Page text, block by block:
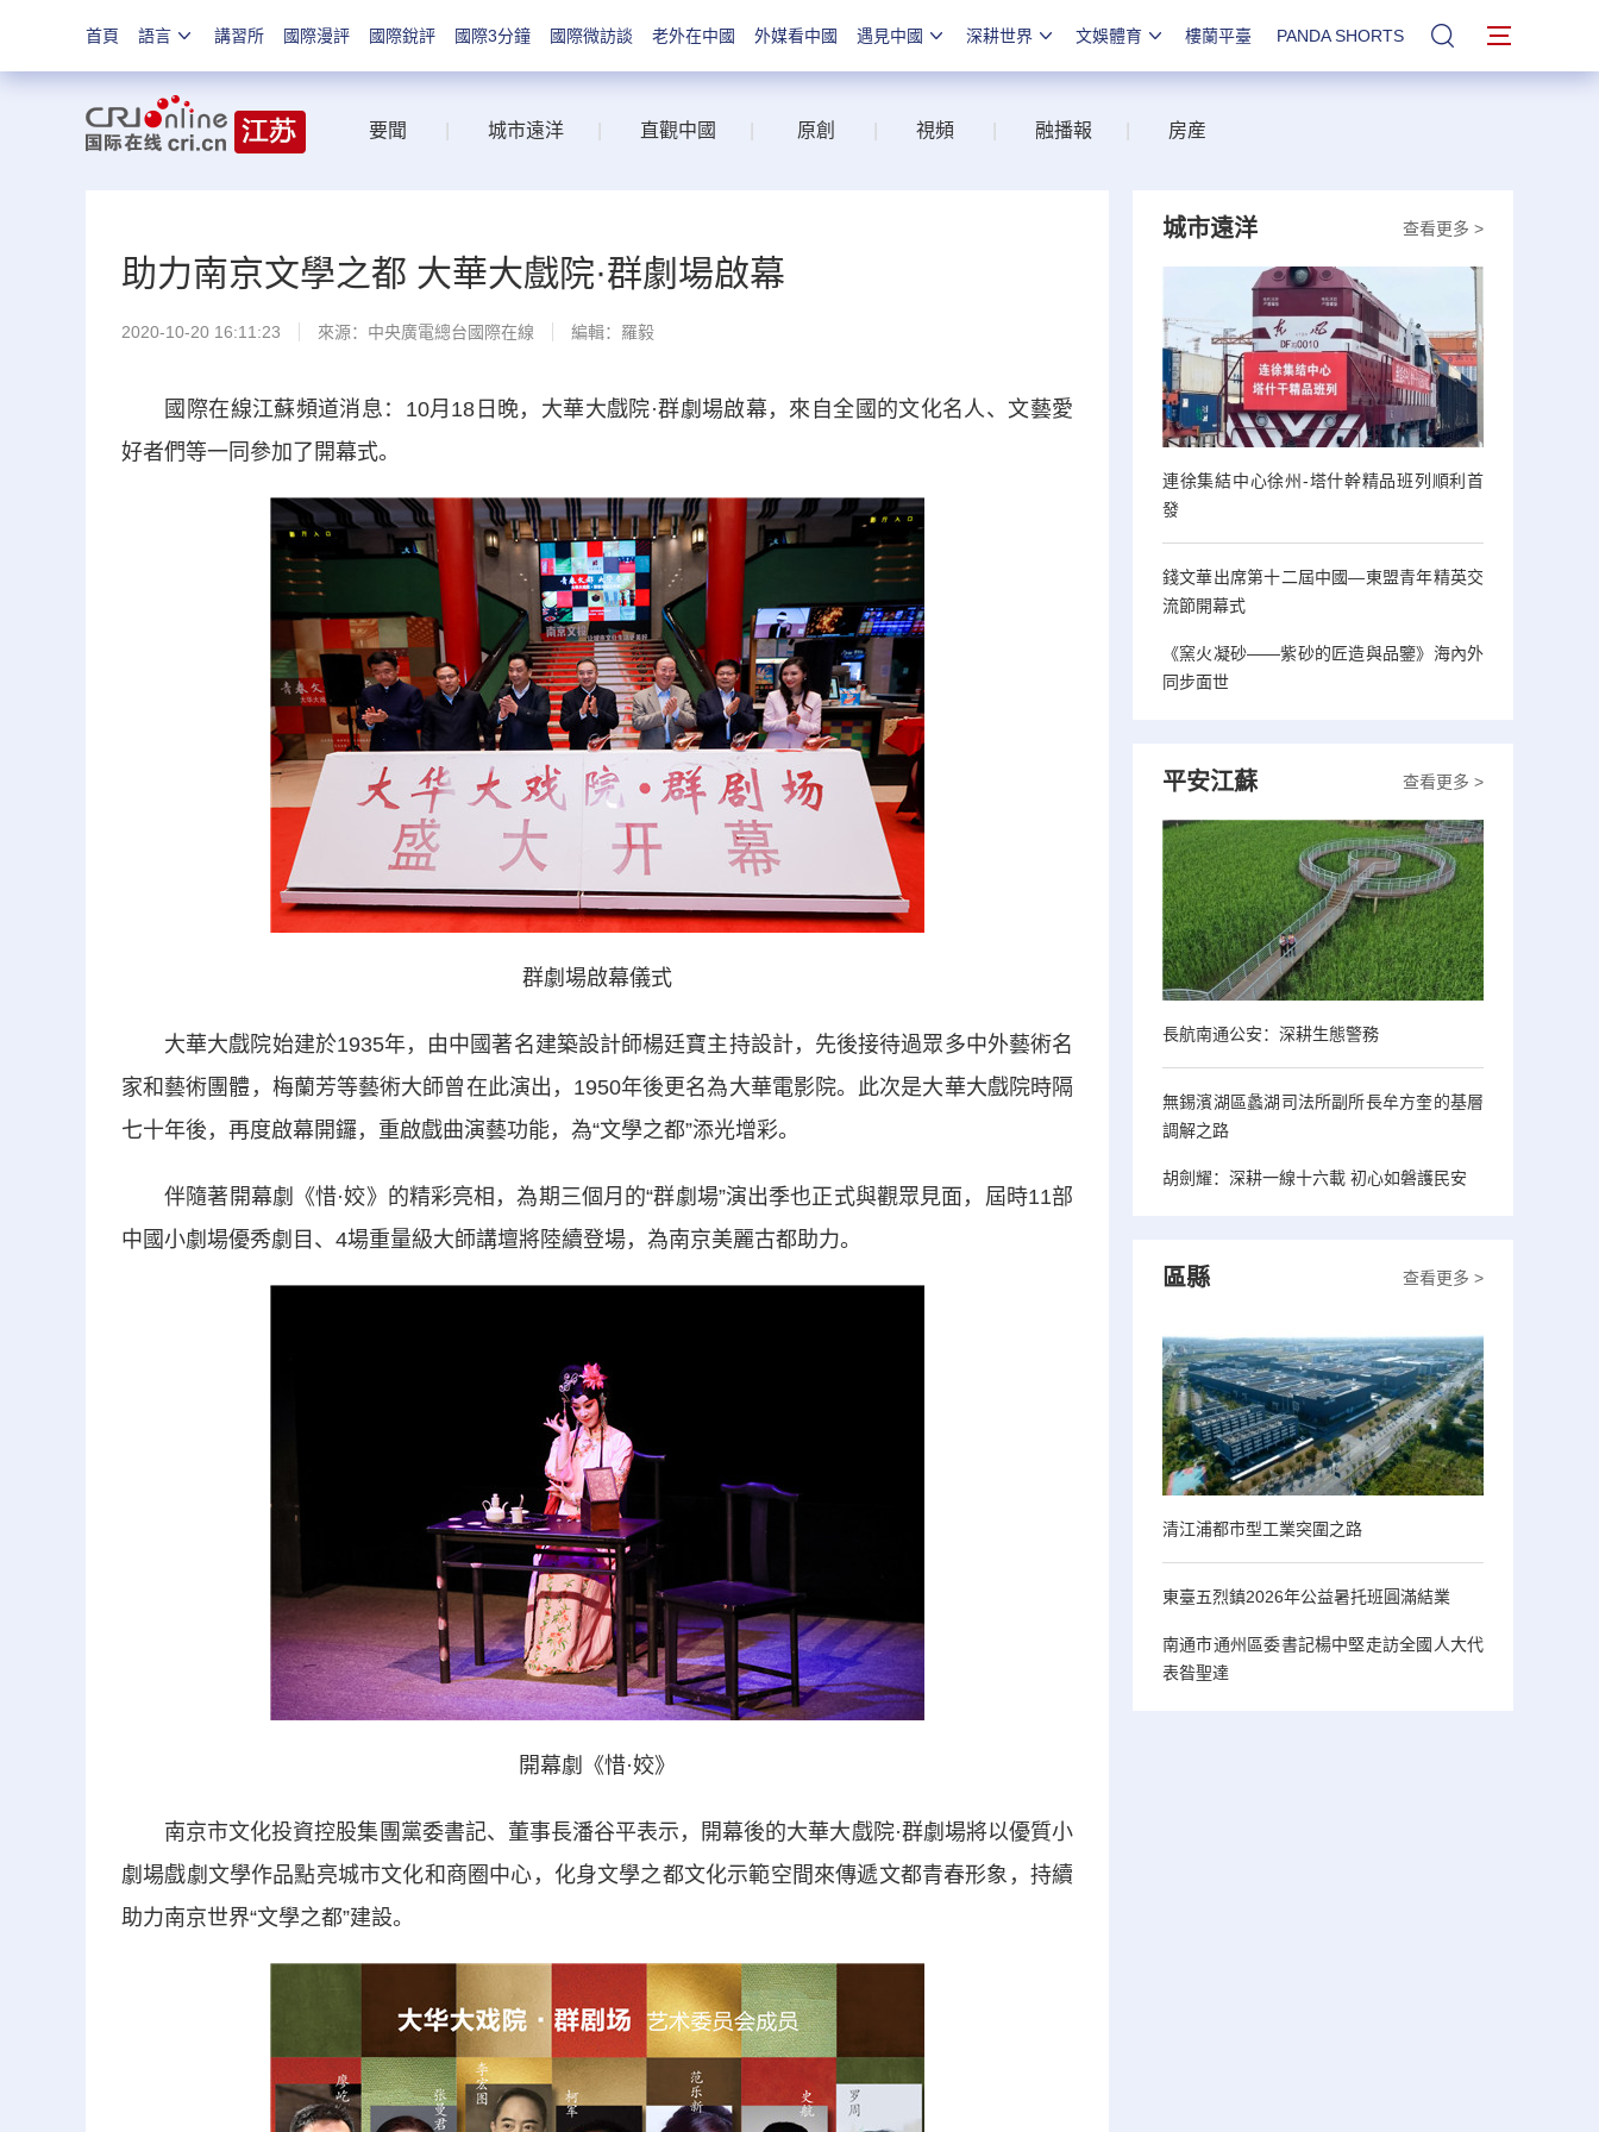
首頁 語言 講習所 國際漫評 國際銳評 國際3分鐘 國際微訪談 老外在中國 外媒看中國 遇見中國 深耕世界 文娛體育 樓蘭平臺 PANDA SHORTS 站內搜索
要聞 城市遠洋 直觀中國 原創 視頻 融播報 房産
助力南京文學之都 大華大戲院·群劇場啟幕
2020-10-20 16:11:23 來源： 中央廣電總台國際在線 編輯：羅毅
國際在線江蘇頻道消息：10月18日晚，大華大戲院·群劇場啟幕，來自全國的文化名人、文藝愛
好者們等一同參加了開幕式。
群劇場啟幕儀式
大華大戲院始建於1935年，由中國著名建築設計師楊廷寶主持設計，先後接待過眾多中外藝術名
家和藝術團體，梅蘭芳等藝術大師曾在此演出，1950年後更名為大華電影院。此次是大華大戲院時隔
七十年後，再度啟幕開鑼，重啟戲曲演藝功能，為“文學之都”添光增彩。
伴隨著開幕劇《惜·姣》的精彩亮相，為期三個月的“群劇場”演出季也正式與觀眾見面，屆時11部
中國小劇場優秀劇目、4場重量級大師講壇將陸續登場，為南京美麗古都助力。
開幕劇《惜·姣》
南京市文化投資控股集團黨委書記、董事長潘谷平表示，開幕後的大華大戲院·群劇場將以優質小
劇場戲劇文學作品點亮城市文化和商圈中心，化身文學之都文化示範空間來傳遞文都青春形象，持續
助力南京世界“文學之都”建設。
查看更多 >
城市遠洋
連徐集結中心徐州-塔什幹精品班列順利首
發
錢文華出席第十二屆中國—東盟青年精英交
流節開幕式
《窯火凝砂——紫砂的匠造與品鑒》海內外
同步面世
查看更多 >
平安江蘇
長航南通公安：深耕生態警務
無錫濱湖區蠡湖司法所副所長牟方奎的基層
調解之路
胡劍耀：深耕一線十六載 初心如磐護民安
查看更多 >
區縣
清江浦都市型工業突圍之路
東臺五烈鎮2026年公益暑托班圓滿結業
南通市通州區委書記楊中堅走訪全國人大代
表昝聖達